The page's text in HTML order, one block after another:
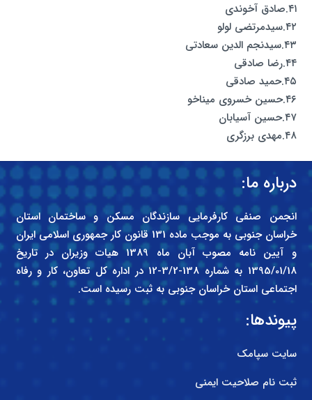
۴۱.صادق آخوندی
۴۲.سیدمرتضی لولو
۴۳.سیدنجم الدین سعادتی
۴۴.رضا صادقی
۴۵.حمید صادقی
۴۶.حسین خسروی میناخو
۴۷.حسین آسیابان
۴۸.مهدی برزگری
درباره ما:
انجمن صنفی کارفرمایی سازندگان مسکن و ساختمان استان
خراسان جنوبی به موجب ماده 131 قانون کار جمهوری اسلامی ایران
و آیین نامه مصوب آبان ماه 1389 هیات وزیران در تاریخ
1395/01/18 به شماره 138-3/2-12 در اداره کل تعاون، کار و رفاه
اجتماعی استان خراسان جنوبی به ثبت رسیده است.
پیوندها:
سایت سپامک
ثبت نام صلاحیت ایمنی